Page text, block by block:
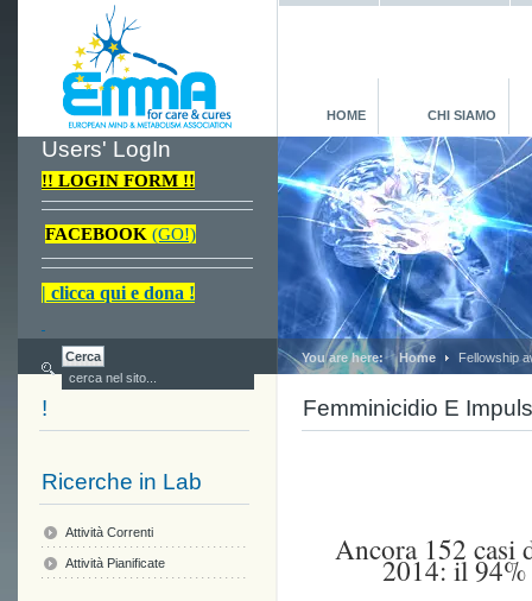
HOME CHI SIAMO
Users' LogIn
!! LOGIN FORM !!
FACEBOOK (GO!)
| clicca qui e dona !
You are here: Home Fellowship
Femminicidio E
Ancora 152 casi
2014: il
!
Ricerche in Lab
Attività Correnti
Attività Pianificate